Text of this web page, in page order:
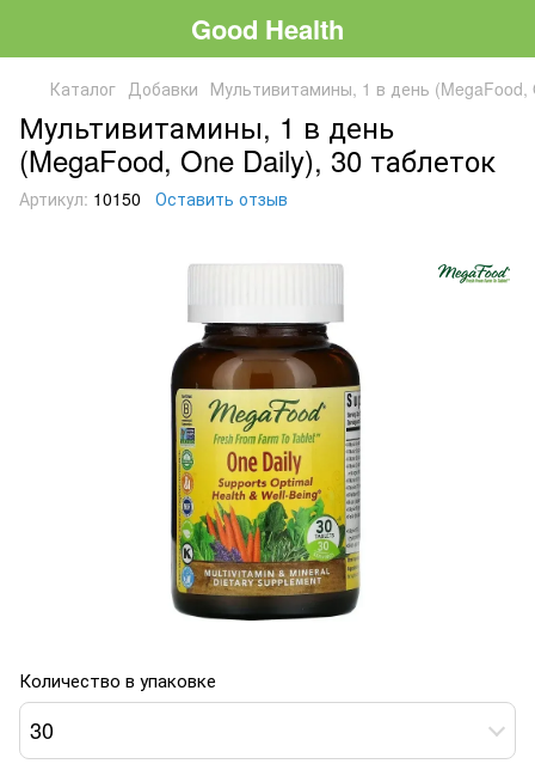
Good Health
Каталог Добавки Мультивитамины, 1 в день (MegaFood,
Мультивитамины, 1 в день
(MegaFood, One Daily), 30 таблеток
Артикул: 10150 Оставить отзыв
Количество в упаковке
30